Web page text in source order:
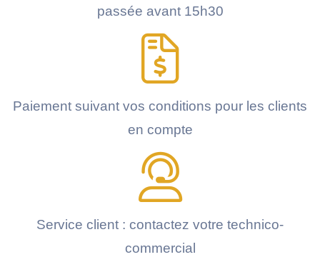
passée avant 15h30
Paiement suivant vos conditions pour les clients
en compte
Service client : contactez votre technico-
commercial